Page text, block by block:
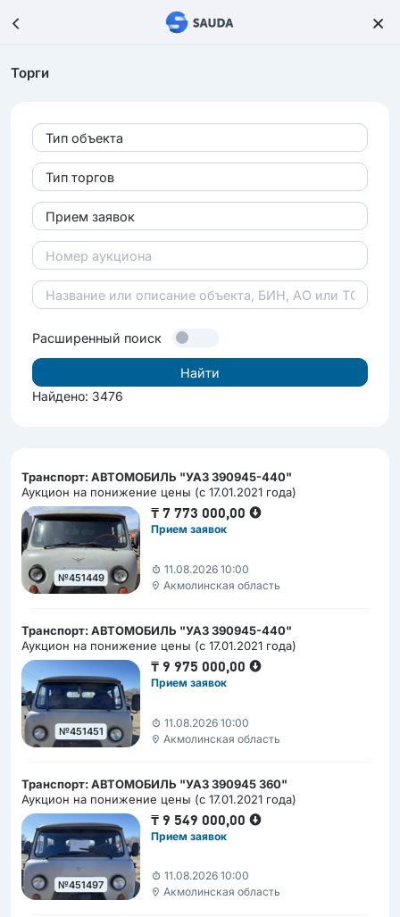
Торги
Тип объекта
Тип торгов
Прием заявок
Расширенный поиск
Найдено: 3476
Транспорт: АВТОМОБИЛЬ "УАЗ 390945-440"
Аукцион на понижение цены (с 17.01.2021 года)
№451449
₸7 773 000,00
Прием заявок
11.08.2026 10:00
Акмолинская область
Транспорт: АВТОМОБИЛЬ "УАЗ 390945-440"
Аукцион на понижение цены (с 17.01.2021 года)
№451451
₸ 9 975 000,00
Прием заявок
11.08.2026 10:00
Акмолинская область
Транспорт: АВТОМОБИЛЬ "УАЗ 390945 360"
Аукцион на понижение цены (с 17.01.2021 года)
№451497
₸ 9 549 000,00
Прием заявок
11.08.2026 10:00
Акмолинская область